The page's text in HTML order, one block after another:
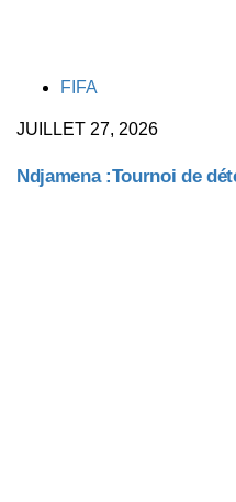
TAGSFIFA
JUILLET 27, 2026
Ndjamena :Tournoi de